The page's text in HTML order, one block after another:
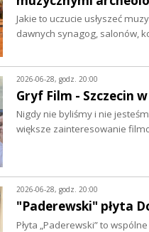
Jakie to uczucie usłyszeć
dawnych synagog, salonów,
2026-06-28, godz. 20:00
Gryf Film - Szczecin
Nigdy nie byliśmy i nie
większe zainteresowanie
2026-06-28, godz. 20:00
"Paderewski" płyta
Płyta „Paderewski” to